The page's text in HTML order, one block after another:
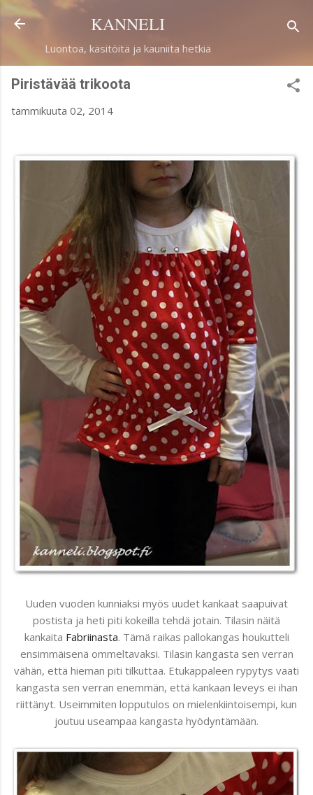
Siirry pääsisältöön
KANNELI
Luontoa, käsitöitä ja kauniita hetkiä
Piristävää trikoota
tammikuuta 02, 2014
Uuden vuoden kunniaksi myös uudet kankaat saapuivat
postista ja heti piti kokeilla tehdä jotain. Tilasin näitä
kankaita Fabriinasta. Tämä raikas pallokangas houkutteli
ensimmäisenä ommeltavaksi. Tilasin kangasta sen verran
vähän, että hieman piti tilkuttaa. Etukappaleen rypytys vaati
kangasta sen verran enemmän, että kankaan leveys ei ihan
riittänyt. Useimmiten lopputulos on mielenkiintoisempi, kun
joutuu useampaa kangasta hyödyntämään.